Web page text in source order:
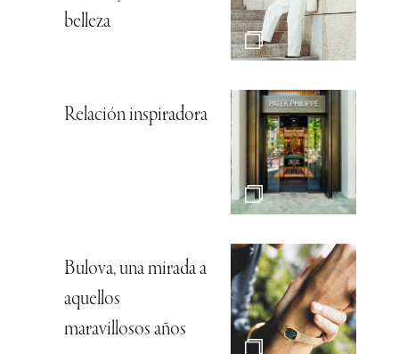
belleza
Relación inspiradora
Bulova, una mirada a
aquellos
maravillosos años